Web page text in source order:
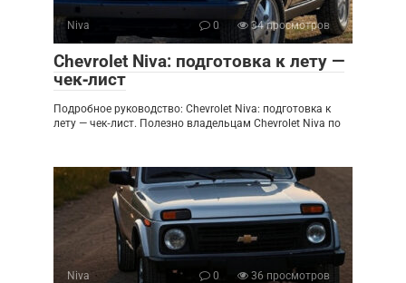
Niva 0 34 просмотров
Chevrolet Niva: подготовка к лету —
чек‑лист
Подробное руководство: Chevrolet Niva: подготовка к
лету — чек‑лист. Полезно владельцам Chevrolet Niva по
Niva 0 36 просмотров